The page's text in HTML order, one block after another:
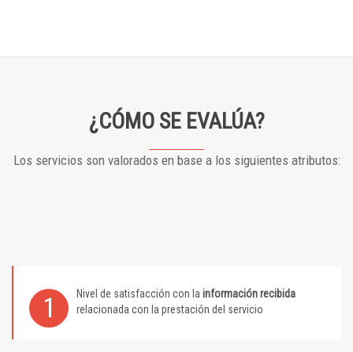
¿CÓMO SE EVALÚA?
Los servicios son valorados en base a los siguientes atributos:
1 Nivel de satisfacción con la información recibida
relacionada con la prestación del servicio